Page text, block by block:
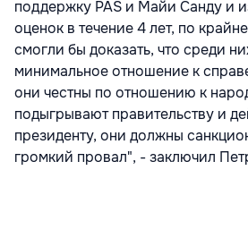
поддержку PAS и Майи Санду и
оценок в течение 4 лет, по
смогли бы доказать, что среди
минимальное отношение к
они честны по отношению к
подыгрывают правительству и
президенту, они должны
громкий провал", - заключил